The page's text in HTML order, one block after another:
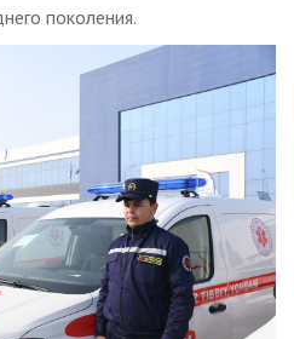
поколения.